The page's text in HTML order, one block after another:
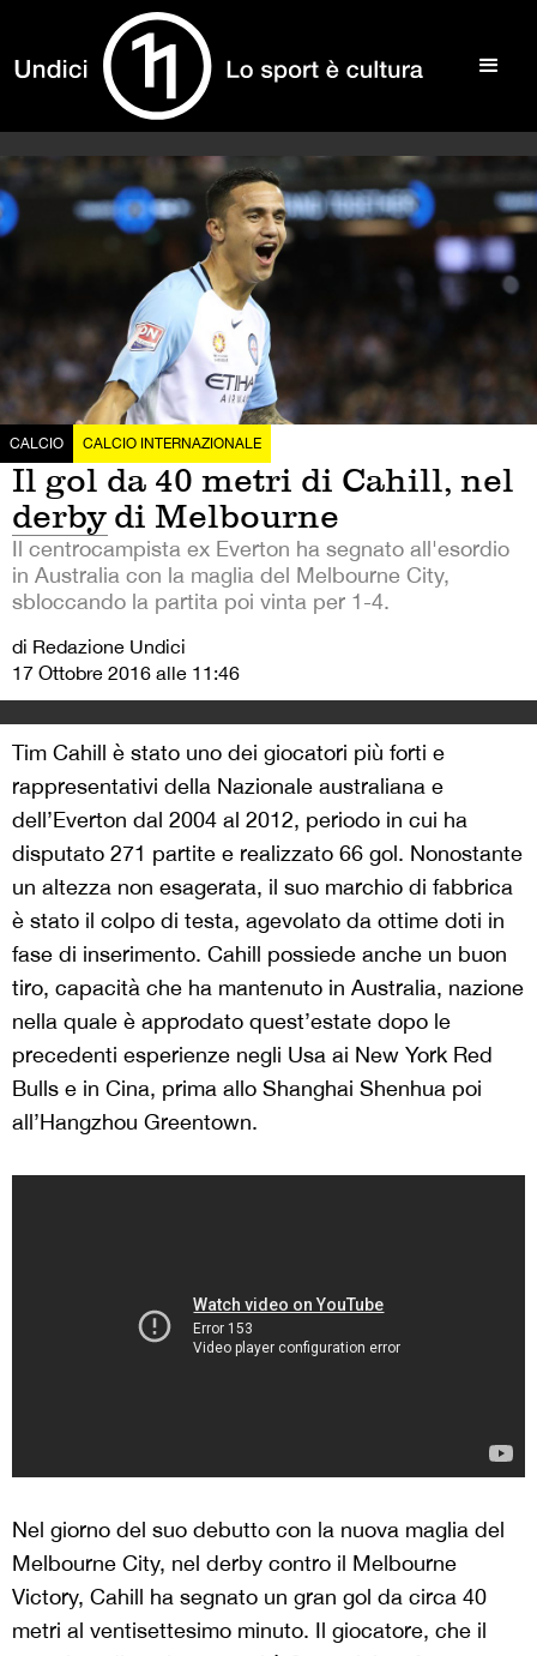
CALCIO CALCIO INTERNAZIONALE
Il gol da 40 metri di Cahill, nel
derby di Melbourne
Il centrocampista ex Everton ha segnato all'esordio
in Australia con la maglia del Melbourne City,
sbloccando la partita poi vinta per 1-4.
di Redazione Undici
17 Ottobre 2016 alle 11:46
Tim Cahill è stato uno dei giocatori più forti e
rappresentativi della Nazionale australiana e
dell’Everton dal 2004 al 2012, periodo in cui ha
disputato 271 partite e realizzato 66 gol. Nonostante
un altezza non esagerata, il suo marchio di fabbrica
è stato il colpo di testa, agevolato da ottime doti in
fase di inserimento. Cahill possiede anche un buon
tiro, capacità che ha mantenuto in Australia, nazione
nella quale è approdato quest’estate dopo le
precedenti esperienze negli Usa ai New York Red
Bulls e in Cina, prima allo Shanghai Shenhua poi
all’Hangzhou Greentown.
Nel giorno del suo debutto con la nuova maglia del
Melbourne City, nel derby contro il Melbourne
Victory, Cahill ha segnato un gran gol da circa 40
metri al ventisettesimo minuto. Il giocatore, che il